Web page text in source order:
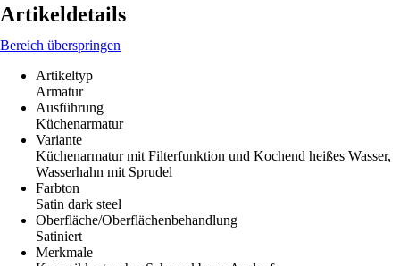
Artikeldetails
Bereich überspringen
Artikeltyp
Armatur
Ausführung
Küchenarmatur
Variante
Küchenarmatur mit Filterfunktion und Kochend heißes Wasser,
Wasserhahn mit Sprudel
Farbton
Satin dark steel
Oberfläche/Oberflächenbehandlung
Satiniert
Merkmale